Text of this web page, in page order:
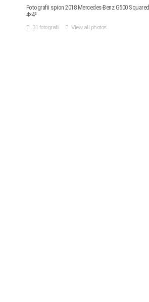
Fotografii spion 2018 Mercedes-Benz G500 Squared
4×4²
31 fotografii View all photos